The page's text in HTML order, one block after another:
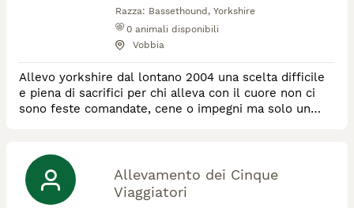
Razza: Bassethound, Yorkshire
0 animali disponibili
Vobbia
Allevo yorkshire dal lontano 2004 una scelta difficile
e piena di sacrifici per chi alleva con il cuore non ci
sono feste comandate, cene o impegni ma solo un
Allevamento dei Cinque
Viaggiatori